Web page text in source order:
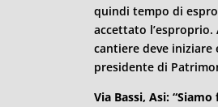
quindi tempo di
accettato
cantiere deve iniziare
presidente di
Via Bassi, Asi: